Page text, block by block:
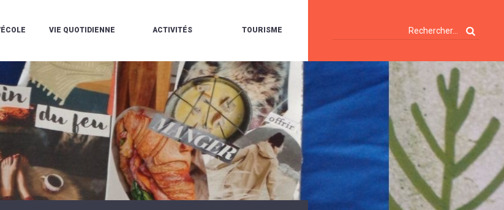
VIE QUOTIDIENNE
ESPACE
VIE
SOCIALE
QUELQUES
RÈGLES
DE
VIE
ENVIRONNEMENT
ET
L'ASSAINISSEMENT
LA
RÉSIDENCE
ACTIVITÉS
LA
MÉDIATHÈQUE
L'ÉCOLE
COMMUNAUTAIRE
DE
MUSIQUE
L'ÉCOLE
COMMUNAUTAIRE
DE
DANSE
LA
PISCINE
COMMUNAUTAIRE
ASSOCIATIONS
TOURISME
LA
VOIE
VERTE
VISITES
ET
DÉCOUVERTES
LES
RANDONNÉES
LE
CAMPING
POUR
CAMPING-
CARS
TENTES
ET